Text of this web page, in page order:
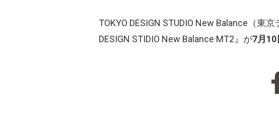
TOKYO DESIGN STUDIO New Balance（東
DESIGN STIDIO New Balance MT2』が7月10